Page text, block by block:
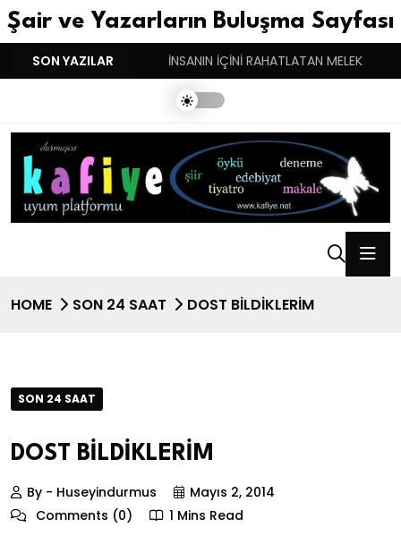
Şair ve Yazarların Buluşma Sayfası
SON YAZILAR
BASARINDIR! İNSANIN İÇİNİ RAHATLATAN MELEK
HOME SON 24 SAAT DOST BİLDİKLERİM
SON 24 SAAT
DOST BİLDİKLERİM
By - Huseyindurmus
Mayıs 2, 2014
Comments (0)
1 Mins Read